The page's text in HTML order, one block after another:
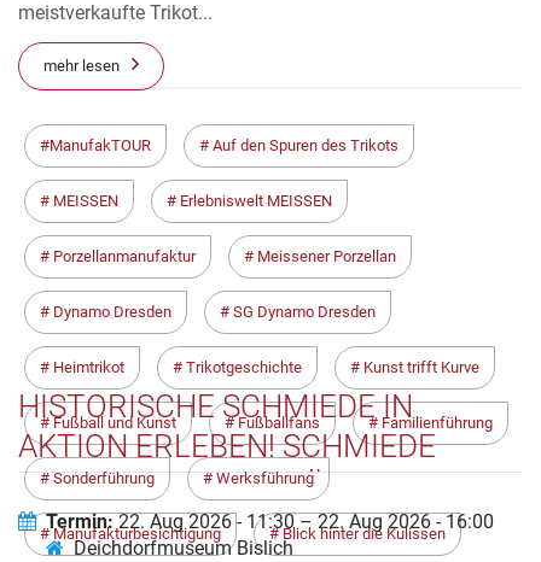
meistverkaufte Trikot...
mehr lesen
ManufakTOUR Auf den Spuren des Trikots
MEISSEN Erlebniswelt MEISSEN
Porzellanmanufaktur Meissener Porzellan
Dynamo Dresden SG Dynamo Dresden
Heimtrikot Trikotgeschichte Kunst trifft Kurve
Fußball und Kunst Fußballfans Familienführung
Sonderführung Werksführung
Manufakturbesichtigung Blick hinter die Kulissen
HISTORISCHE SCHMIEDE IN
AKTION ERLEBEN! SCHMIEDE
KOCK IN BISLICH GEÖFFNET!
Termin:22. Aug 2026 - 11:30 – 22. Aug 2026 - 16:00
Deichdorfmuseum Bislich